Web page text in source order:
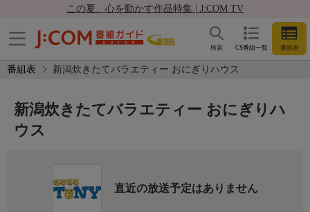
この夏、心を動かす作品特集 | J:COM TV
CS番組一覧 番組表
検索
番組表 新潟炊きたてバラエティー おにぎりハウス
新潟炊きたてバラエティー おにぎりハ
ウス
直近の放送予定はありません